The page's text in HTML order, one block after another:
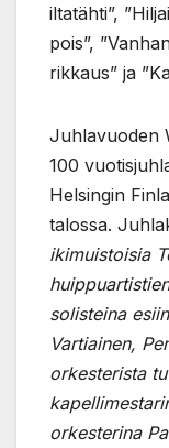
iltatähti”,
pois”,
rikkaus” ja
Juhlavuoden
100
Helsingin
talossa.
ikimuistoisia
solisteina
Vartiainen,
orkesterista
orkesterina